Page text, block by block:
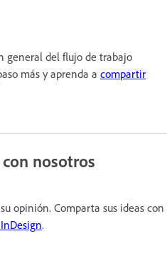
general del flujo de trabajo
más y aprenda a compartir
nosotros
opinión. Comparta sus ideas con
.